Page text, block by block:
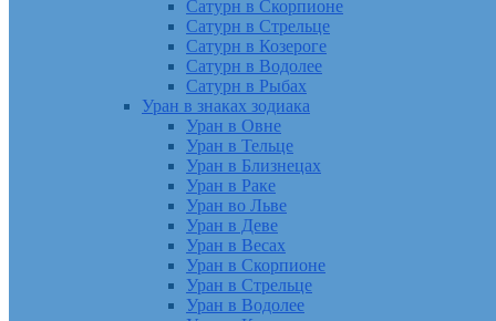
Сатурн в Скорпионе
Сатурн в Стрельце
Сатурн в Козероге
Сатурн в Водолее
Сатурн в Рыбах
Уран в знаках зодиака
Уран в Овне
Уран в Тельце
Уран в Близнецах
Уран в Раке
Уран во Льве
Уран в Деве
Уран в Весах
Уран в Скорпионе
Уран в Стрельце
Уран в Водолее